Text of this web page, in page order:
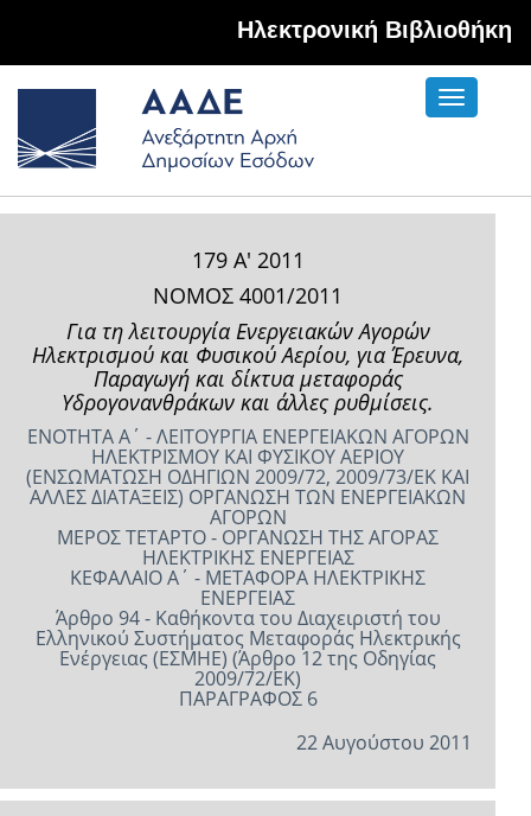
Hλεκτρονική Βιβλιοθήκη
Toggle
179 Α' 2011
ΝΟΜΟΣ 4001/2011
Για τη λειτουργία Ενεργειακών Αγορών
Ηλεκτρισμού και Φυσικού Αερίου, για Έρευνα,
Παραγωγή και δίκτυα μεταφοράς
Υδρογονανθράκων και άλλες ρυθμίσεις.
ΕΝΟΤΗΤΑ Α΄ - ΛΕΙΤΟΥΡΓΙΑ ΕΝΕΡΓΕΙΑΚΩΝ ΑΓΟΡΩΝ
ΗΛΕΚΤΡΙΣΜΟΥ ΚΑΙ ΦΥΣΙΚΟΥ ΑΕΡΙΟΥ
(ΕΝΣΩΜΑΤΩΣΗ ΟΔΗΓΙΩΝ 2009/72, 2009/73/ΕΚ ΚΑΙ
ΑΛΛΕΣ ΔΙΑΤΑΞΕΙΣ) ΟΡΓΑΝΩΣΗ ΤΩΝ ΕΝΕΡΓΕΙΑΚΩΝ
ΑΓΟΡΩΝ
ΜΕΡΟΣ ΤΕΤΑΡΤΟ - ΟΡΓΑΝΩΣΗ ΤΗΣ ΑΓΟΡΑΣ
ΗΛΕΚΤΡΙΚΗΣ ΕΝΕΡΓΕΙΑΣ
ΚΕΦΑΛΑΙΟ Α΄ - ΜΕΤΑΦΟΡΑ ΗΛΕΚΤΡΙΚΗΣ
ΕΝΕΡΓΕΙΑΣ
Άρθρο 94 - Καθήκοντα του Διαχειριστή του
Ελληνικού Συστήματος Μεταφοράς Ηλεκτρικής
Ενέργειας (ΕΣΜΗΕ) (Άρθρο 12 της Οδηγίας
2009/72/ΕΚ)
ΠΑΡΑΓΡΑΦΟΣ 6
22 Αυγούστου 2011